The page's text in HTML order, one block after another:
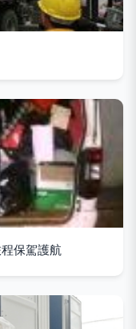
保駕護航